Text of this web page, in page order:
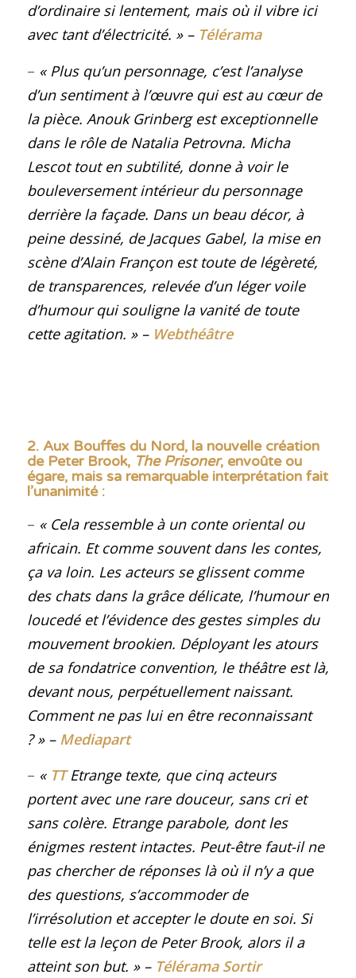
d’ordinaire si lentement, mais où il vibre ici
avec tant d’électricité. » – Télérama
– « Plus qu’un personnage, c’est l’analyse
d’un sentiment à l’œuvre qui est au cœur de
la pièce. Anouk Grinberg est exceptionnelle
dans le rôle de Natalia Petrovna. Micha
Lescot tout en subtilité, donne à voir le
bouleversement intérieur du personnage
derrière la façade. Dans un beau décor, à
peine dessiné, de Jacques Gabel, la mise en
scène d’Alain Françon est toute de légèreté,
de transparences, relevée d’un léger voile
d’humour qui souligne la vanité de toute
cette agitation. » – Webthéâtre
2. Aux Bouffes du Nord, la nouvelle création
de Peter Brook, The Prisoner, envoûte ou
égare, mais sa remarquable interprétation fait
l’unanimité :
– « Cela ressemble à un conte oriental ou
africain. Et comme souvent dans les contes,
ça va loin. Les acteurs se glissent comme
des chats dans la grâce délicate, l’humour en
loucedé et l’évidence des gestes simples du
mouvement brookien. Déployant les atours
de sa fondatrice convention, le théâtre est là,
devant nous, perpétuellement naissant.
Comment ne pas lui en être reconnaissant
?» – Mediapart
– « TTEtrange texte, que cinq acteurs
portent avec une rare douceur, sans cri et
sans colère. Etrange parabole, dont les
énigmes restent intactes. Peut-être faut-il ne
pas chercher de réponses là où il n’y a que
des questions, s’accommoder de
l’irrésolution et accepter le doute en soi. Si
telle est la leçon de Peter Brook, alors il a
atteint son but. » – Télérama Sortir